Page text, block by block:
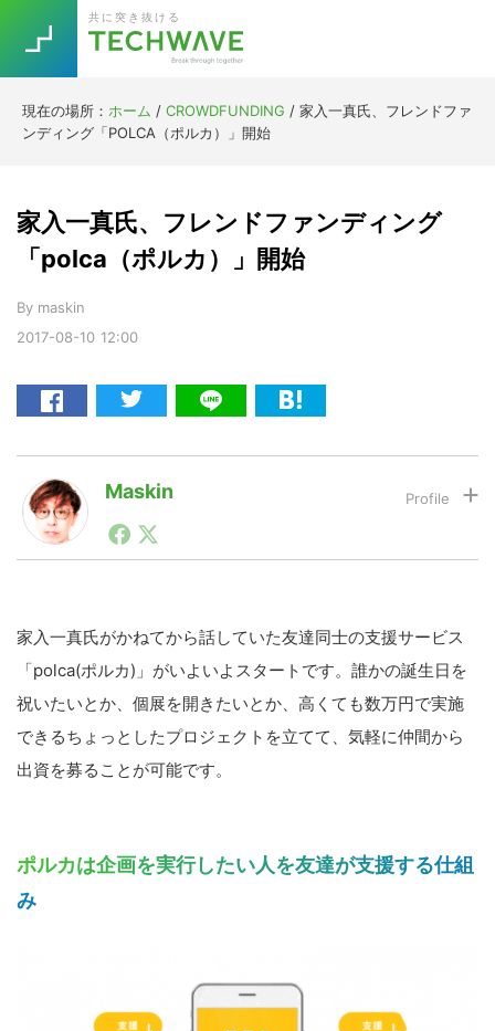
primary
navigation
main
content
primary
sidebar
footer
共に突き抜ける
現在の場所： ホーム / CROWDFUNDING / 家入一真氏、フレンドファ
ンディング「POLCA（ポルカ）」開始
2017-08-10 12:00
家入一真氏、フレンドファンディング
「polca（ポルカ）」開始
By maskin
Maskin
1990年代初頭から記者としてまた起業家としてITスタ
ートアップ業界のハードウェアからソフトウェアの事業
生から普及成長までを最前線で見てきた生き字引として
注目される。通信キャリアのニュースポータルの創業デ
スクとして数億PV事業に。世界最大IT系メディア（ス
ペイン）の元日本編集長、World Innovation Lab(WiL)
などを経て、現在、スタートアップ支援側の取り組みに
注力中。
家入一真氏がかねてから話していた友達同士の支援サービス
「polca(ポルカ)」がいよいよスタートです。誰かの誕生日を
祝いたいとか、個展を開きたいとか、高くても数万円で実施
できるちょっとしたプロジェクトを立てて、気軽に仲間から
出資を募ることが可能です。
ポルカは企画を実行したい人を友達が支援する仕組
み
TOPICS
RE:LIFE
Re:Work
AI
Drone
[Startup]
[Voice Edition]
[YouTube]
投資家登録
Trend 今話題の注目キーワード
Asana テレワーク